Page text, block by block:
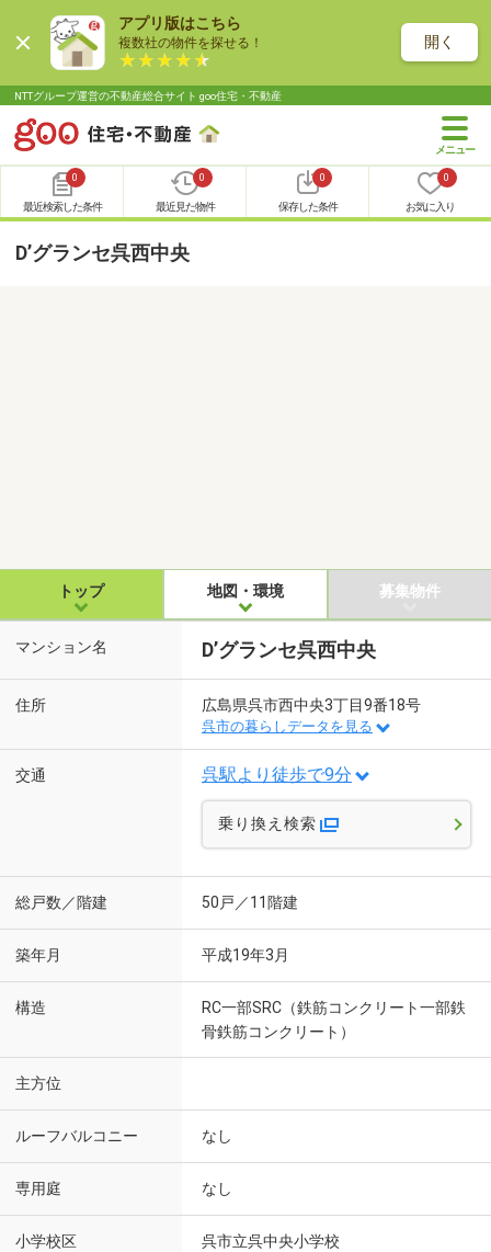
アプリ版はこちら
複数社の物件を探せる！ 開く
NTTグループ運営の不動産総合サイト goo住宅・不動産
0
最近検索した条件
0
最近見た物件
0
保存した条件
0
お気に入り
D’グランセ呉西中央
トップ 地図・環境 募集物件
マンション名 D’グランセ呉西中央
住所 広島県呉市西中央3丁目9番18号
呉市の暮らしデータを見る
交通 呉駅より徒歩で9分
乗り換え検索
総戸数／階建 50戸／11階建
築年月 平成19年3月
構造
RC一部SRC（鉄筋コンクリート一部鉄
骨鉄筋コンクリート）
主方位
ルーフバルコニー なし
専用庭 なし
小学校区 呉市立呉中央小学校